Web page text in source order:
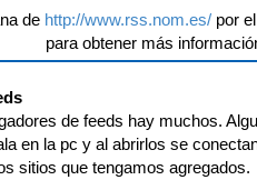
de http://www.rss.nom.es/ por
para obtener más
de feeds hay muchos.
en la pc y al abrirlos se
sitios que tengamos agregados.